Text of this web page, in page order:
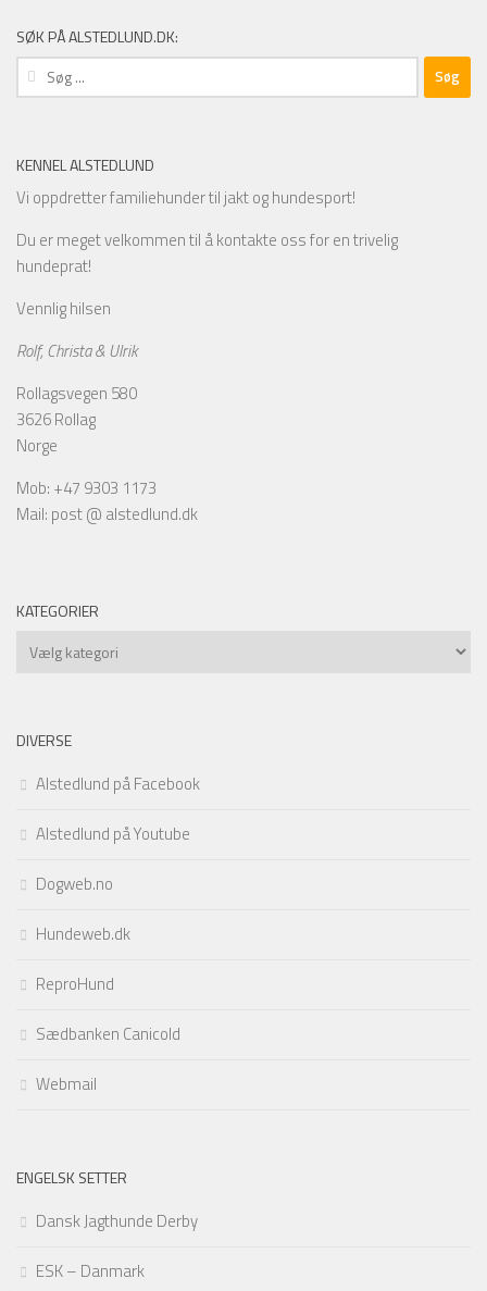
SØK PÅ ALSTEDLUND.DK:
Søg
efter:
KENNEL ALSTEDLUND
Vi oppdretter familiehunder til jakt og hundesport!
Du er meget velkommen til å kontakte oss for en trivelig
hundeprat!
Vennlig hilsen
Rolf, Christa & Ulrik
Rollagsvegen 580
3626 Rollag
Norge
Mob: +47 9303 1173
Mail: post @ alstedlund.dk
KATEGORIER
Kategorier
DIVERSE
Alstedlund på Facebook
Alstedlund på Youtube
Dogweb.no
Hundeweb.dk
ReproHund
Sædbanken Canicold
Webmail
ENGELSK SETTER
Dansk Jagthunde Derby
ESK – Danmark